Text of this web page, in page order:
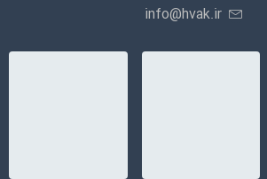
info@hvak.ir